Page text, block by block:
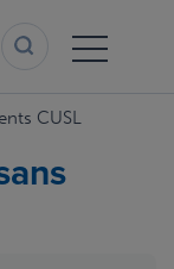
CUSL